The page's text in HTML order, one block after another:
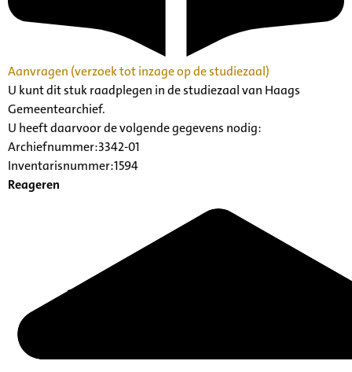
Aanvragen (verzoek tot inzage op de studiezaal)
U kunt dit stuk raadplegen in de studiezaal van Haags
Gemeentearchief.
U heeft daarvoor de volgende gegevens nodig:
Archiefnummer:3342-01
Inventarisnummer:1594
Reageren